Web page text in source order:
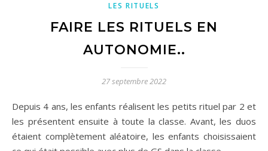
LES RITUELS
FAIRE LES RITUELS EN
AUTONOMIE..
27 septembre 2022
Depuis 4 ans, les enfants réalisent les petits rituel par 2 et
les présentent ensuite à toute la classe. Avant, les duos
étaient complètement aléatoire, les enfants choisissaient